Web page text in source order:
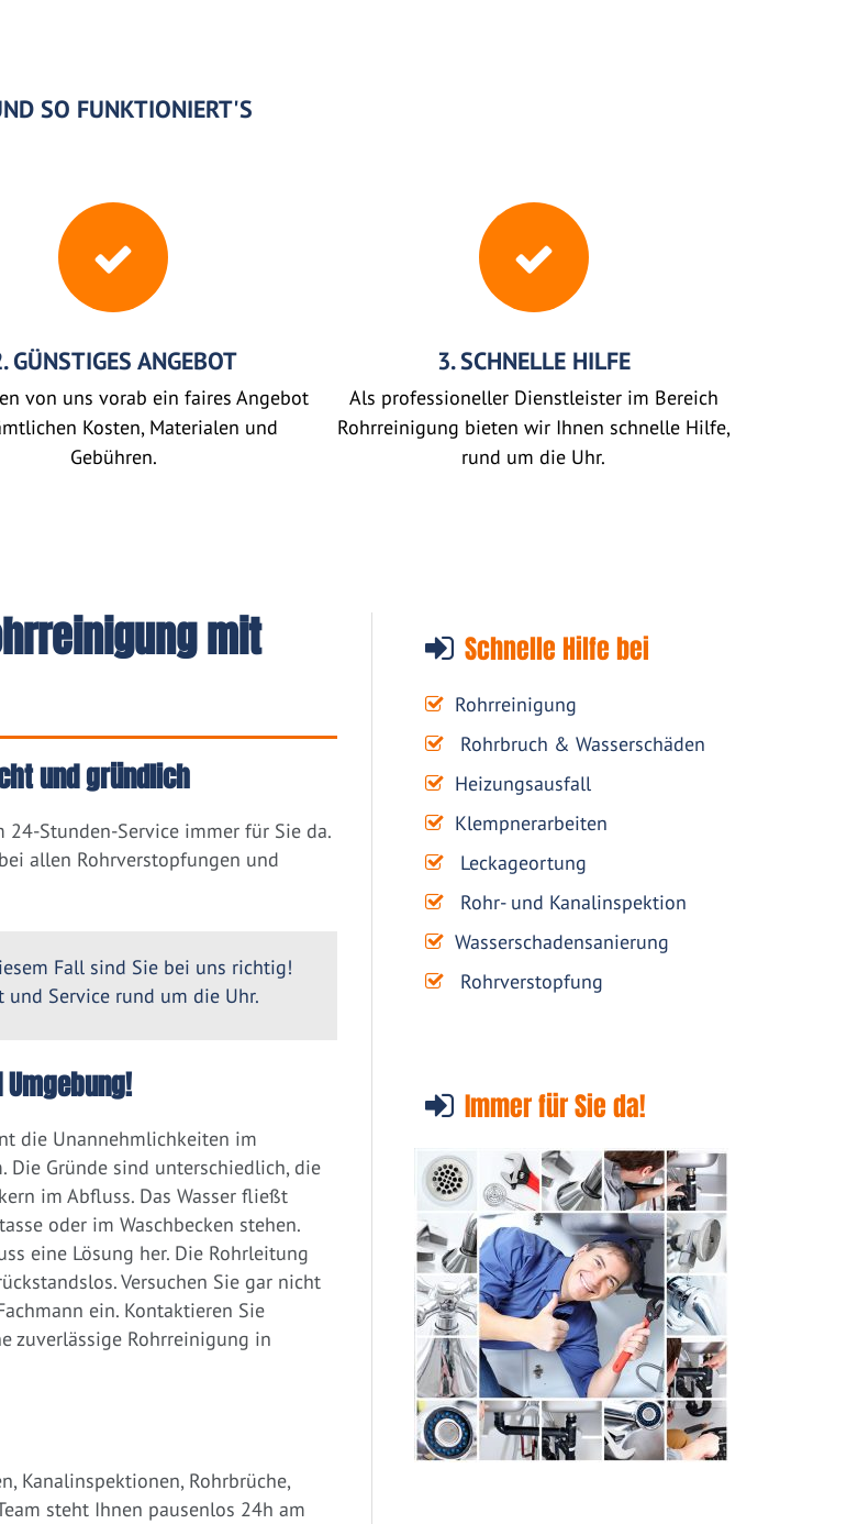
SO FUNKTIONIERT'S
GÜNSTIGES ANGEBOT
von uns vorab ein faires Angebot
Kosten, Materialen und
Gebühren.
3. SCHNELLE HILFE
Als professioneller Dienstleister im Bereich
Rohrreinigung bieten wir Ihnen schnelle Hilfe,
rund um die Uhr.
Schnelle Hilfe bei
Rohrreinigung
Rohrbruch & Wasserschäden
Heizungsausfall
Klempnerarbeiten
Leckageortung
Rohr- und Kanalinspektion
Wasserschadensanierung
Rohrverstopfung
Immer für Sie da!
mit
und gründlich
Stunden-Service immer für Sie da.
allen Rohrverstopfungen und
Fall sind Sie bei uns richtig!
Service rund um die Uhr.
die Unannehmlichkeiten im
Die Gründe sind unterschiedlich, die
im Abfluss. Das Wasser fließt
oder im Waschbecken stehen.
eine Lösung her. Die Rohrleitung
Versuchen Sie gar nicht
ein. Kontaktieren Sie
zuverlässige Rohrreinigung in
Kanalinspektionen, Rohrbrüche,
steht Ihnen pausenlos 24h am